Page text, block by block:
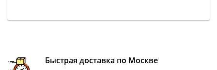
Быстрая доставка по Москве